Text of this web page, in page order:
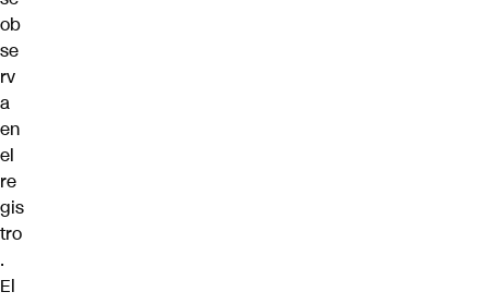
ob
se
rv
a
en
el
re
gis
tro
.
El